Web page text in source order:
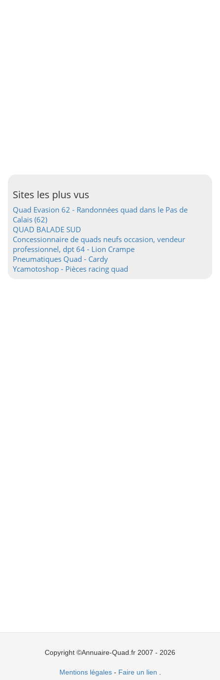
Sites les plus vus
Quad Evasion 62 - Randonnées quad dans le Pas de
Calais (62)
QUAD BALADE SUD
Concessionnaire de quads neufs occasion, vendeur
professionnel, dpt 64 - Lion Crampe
Pneumatiques Quad - Cardy
Ycamotoshop - Pièces racing quad
Copyright ©Annuaire-Quad.fr 2007 - 2026
Mentions légales- Faire un lien